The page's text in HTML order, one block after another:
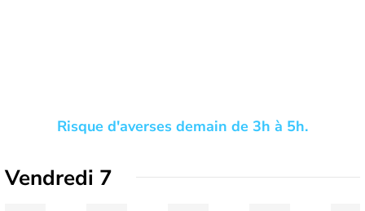
Risque d'averses demain de 3h à 5h.
Vendredi 7